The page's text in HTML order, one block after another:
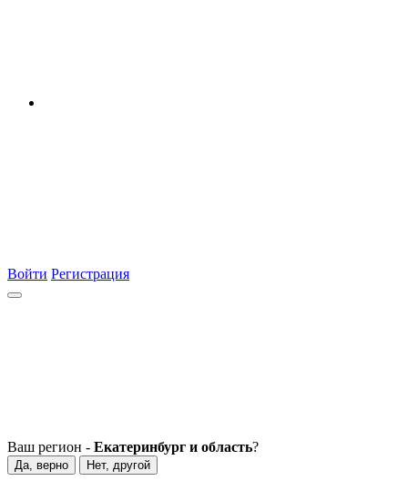
Войти Регистрация
Ваш регион - Екатеринбург и область?
Да, верно Нет, другой